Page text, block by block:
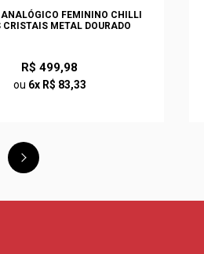
ANALÓGICO FEMININO CHILLI
CRISTAIS METAL DOURADO
R$ 499,98
ou 6x R$ 83,33